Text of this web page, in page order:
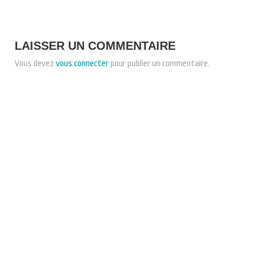
LAISSER UN COMMENTAIRE
Vous devez vous connecterpour publier un commentaire.